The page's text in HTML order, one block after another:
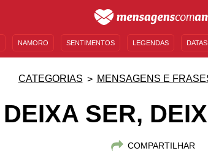
NAMORO SENTIMENTOS LEGENDAS
CATEGORIAS MENSAGENS E
DEIXA SER,
COMPARTILHAR